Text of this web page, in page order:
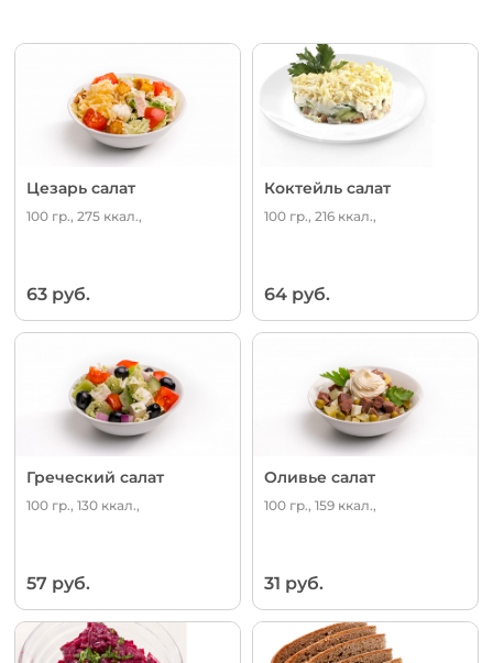
Цезарь салат
100 гр., 275 ккал.,
63 руб.
Коктейль салат
100 гр., 216 ккал.,
64 руб.
Греческий салат
100 гр., 130 ккал.,
57 руб.
Оливье салат
100 гр., 159 ккал.,
31 руб.